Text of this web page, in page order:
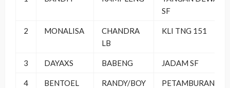
SF
2 MONALISA
CHANDRA
LB
KLI TNG 151
3 DAYAXS BABENG JADAM SF
4 BENTOEL RANDY/BOY PETAMBURAN